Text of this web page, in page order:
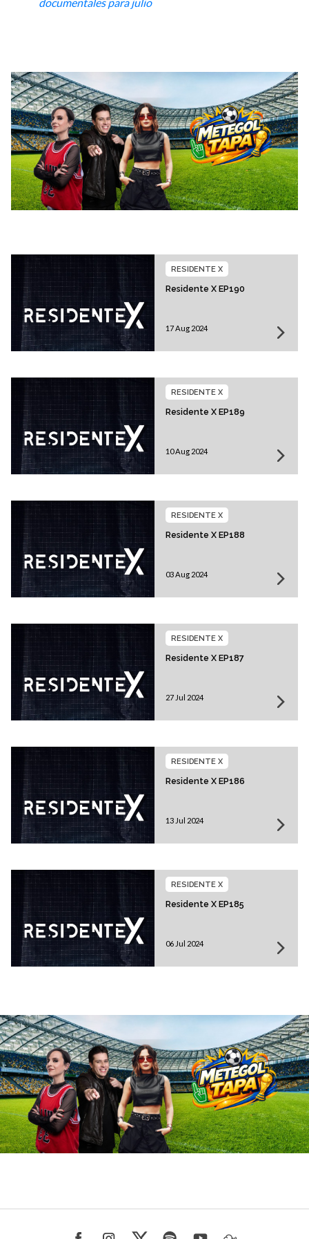
documentales para julio
Residente X EP190
RESIDENTE X
17 Aug 2024
Residente X EP189
RESIDENTE X
10 Aug 2024
Residente X EP188
RESIDENTE X
03 Aug 2024
Residente X EP187
RESIDENTE X
27 Jul 2024
Residente X EP186
RESIDENTE X
13 Jul 2024
Residente X EP185
RESIDENTE X
06 Jul 2024